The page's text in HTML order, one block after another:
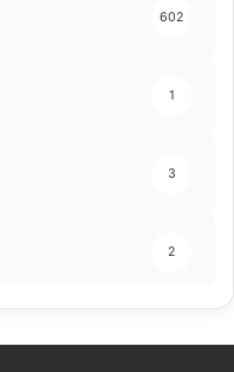
602
1
3
2